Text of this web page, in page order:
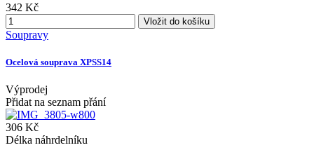
342 Kč
Vložit do košíku
Soupravy
Ocelová souprava XPSS14
Výprodej
Přidat na seznam přání
306 Kč
Délka náhrdelníku